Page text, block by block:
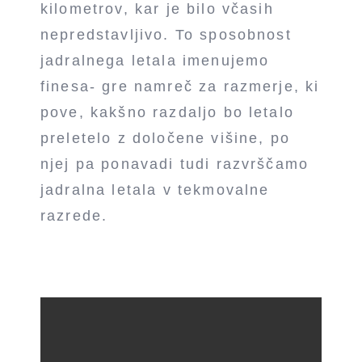
kilometrov, kar je bilo včasih
nepredstavljivo. To sposobnost
jadralnega letala imenujemo
finesa- gre namreč za razmerje, ki
pove, kakšno razdaljo bo letalo
preletelo z določene višine, po
njej pa ponavadi tudi razvrščamo
jadralna letala v tekmovalne
razrede.